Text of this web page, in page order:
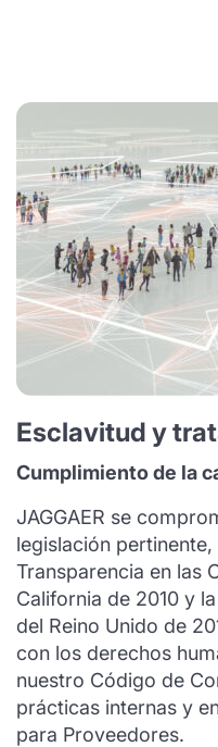
Esclavitud y
Cumplimiento de la
JAGGAER se
legislación
Transparencia en las
California de 2010 y
del Reino Unido de
con los derechos
nuestro Código de
prácticas internas y
para Proveedores.